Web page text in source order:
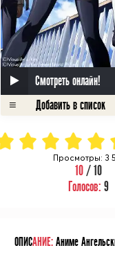
Смотреть онлайн!
Просмотры: 3
10/ 10
Голосов:9
ОПИСАНИЕ:Аниме